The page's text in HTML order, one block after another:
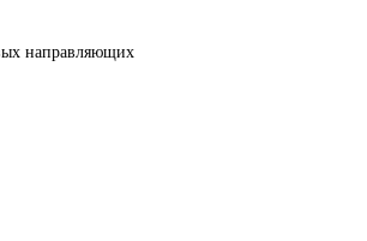
направляющих